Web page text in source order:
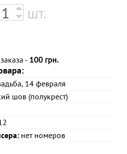
шт.
- 100 грн.
14 февраля
шов (полукрест)
нет номеров